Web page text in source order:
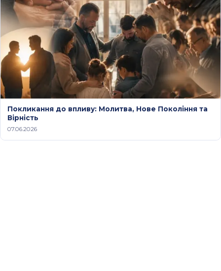
Покликання до впливу: Молитва, Нове Покоління та
Вірність
07.06.2026